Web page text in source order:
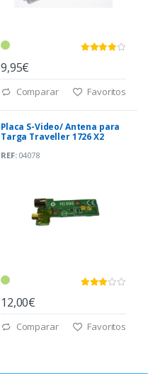
9,95€
Comparar Favoritos
Placa S-Video/ Antena para
Targa Traveller 1726 X2
REF:04078
12,00€
Comparar Favoritos